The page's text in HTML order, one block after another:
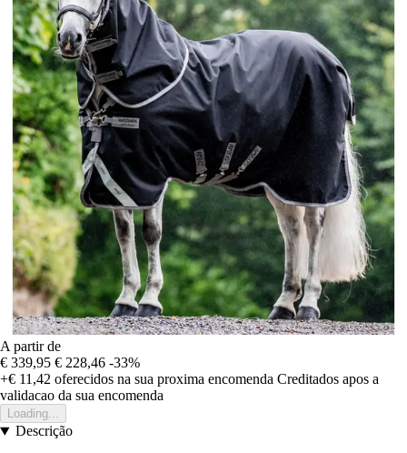
A partir de
€ 339,95 € 228,46 -33%
+€ 11,42 oferecidos na sua proxima encomenda Creditados apos a
validacao da sua encomenda
Loading...
Descrição